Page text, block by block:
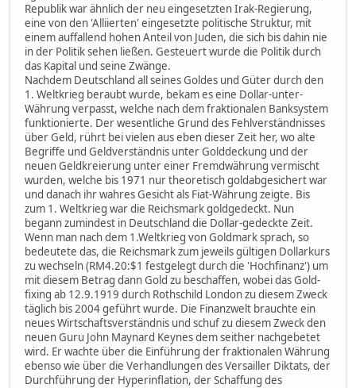
Republik war ähnlich der neu eingesetzten Irak-Regierung,
eine von den 'Alliierten' eingesetzte politische Struktur, mit
einem auffallend hohen Anteil von Juden, die sich bis dahin nie
in der Politik sehen ließen. Gesteuert wurde die Politik durch
das Kapital und seine Zwänge.
Nachdem Deutschland all seines Goldes und Güter durch den
1. Weltkrieg beraubt wurde, bekam es eine Dollar-unter-
Währung verpasst, welche nach dem fraktionalen Banksystem
funktionierte. Der wesentliche Grund des Fehlverständnisses
über Geld, rührt bei vielen aus eben dieser Zeit her, wo alte
Begriffe und Geldverständnis unter Golddeckung und der
neuen Geldkreierung unter einer Fremdwährung vermischt
wurden, welche bis 1971 nur theoretisch goldabgesichert war
und danach ihr wahres Gesicht als Fiat-Währung zeigte. Bis
zum 1. Weltkrieg war die Reichsmark goldgedeckt. Nun
begann zumindest in Deutschland die Dollar-gedeckte Zeit.
Wenn man nach dem 1.Weltkrieg von Goldmark sprach, so
bedeutete das, die Reichsmark zum jeweils gültigen Dollarkurs
zu wechseln (RM4.20:$1 festgelegt durch die 'Hochfinanz') um
mit diesem Betrag dann Gold zu beschaffen, wobei das Gold-
fixing ab 12.9.1919 durch Rothschild London zu diesem Zweck
täglich bis 2004 geführt wurde. Die Finanzwelt brauchte ein
neues Wirtschaftsverständnis und schuf zu diesem Zweck den
neuen Guru John Maynard Keynes dem seither nachgebetet
wird. Er wachte über die Einführung der fraktionalen Währung
ebenso wie über die Verhandlungen des Versailler Diktats, der
Durchführung der Hyperinflation, der Schaffung des